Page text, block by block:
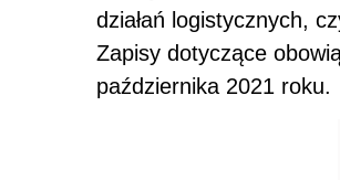
działań logistycznych,
Zapisy dotyczące
października 2021 roku.